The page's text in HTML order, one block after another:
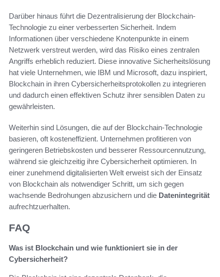
Darüber hinaus führt die Dezentralisierung der Blockchain-
Technologie zu einer verbesserten Sicherheit. Indem
Informationen über verschiedene Knotenpunkte in einem
Netzwerk verstreut werden, wird das Risiko eines zentralen
Angriffs erheblich reduziert. Diese innovative Sicherheitslösung
hat viele Unternehmen, wie IBM und Microsoft, dazu inspiriert,
Blockchain in ihren Cybersicherheitsprotokollen zu integrieren
und dadurch einen effektiven Schutz ihrer sensiblen Daten zu
gewährleisten.
Weiterhin sind Lösungen, die auf der Blockchain-Technologie
basieren, oft kosteneffizient. Unternehmen profitieren von
geringeren Betriebskosten und besserer Ressourcennutzung,
während sie gleichzeitig ihre Cybersicherheit optimieren. In
einer zunehmend digitalisierten Welt erweist sich der Einsatz
von Blockchain als notwendiger Schritt, um sich gegen
wachsende Bedrohungen abzusichern und die Datenintegrität
aufrechtzuerhalten.
FAQ
Was ist Blockchain und wie funktioniert sie in der
Cybersicherheit?